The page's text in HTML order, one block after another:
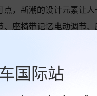
国际站
点，新潮的设计元素让
、座椅带记忆电动调节